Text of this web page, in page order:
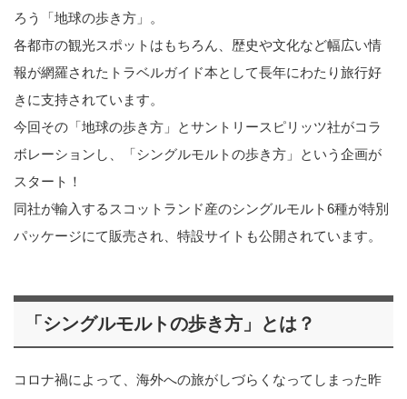
ろう「地球の歩き方」。
各都市の観光スポットはもちろん、歴史や文化など幅広い情
報が網羅されたトラベルガイド本として長年にわたり旅行好
きに支持されています。
今回その「地球の歩き方」とサントリースピリッツ社がコラ
ボレーションし、「シングルモルトの歩き方」という企画が
スタート！
同社が輸入するスコットランド産のシングルモルト6種が特別
パッケージにて販売され、特設サイトも公開されています。
「シングルモルトの歩き方」とは？
コロナ禍によって、海外への旅がしづらくなってしまった昨